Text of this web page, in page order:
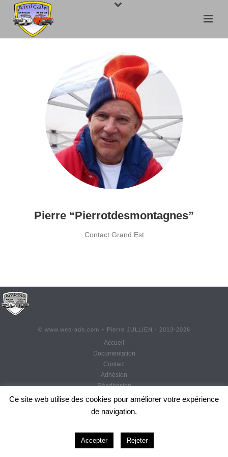
Pierre “Pierrotdesmontagnes”
Contact Grand Est
© www.web-adn.com + Pierre JULLIEN - 2013- 2026
Accueil
Documentation
Contact
Adhésion
Réadhésion
Actualités
Mentions légales
CGU
Ce site web utilise des cookies pour améliorer votre expérience
de navigation.
Accepter Rejeter